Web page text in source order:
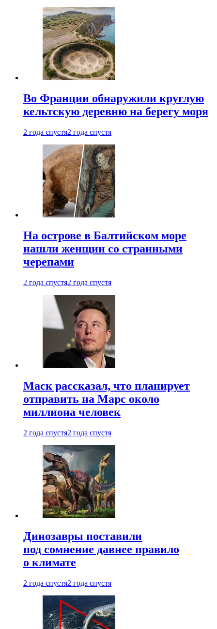
Во Франции обнаружили круглую
кельтскую деревню на берегу моря
2 года спустя2 года спустя
На острове в Балтийском море
нашли женщин со странными
черепами
2 года спустя2 года спустя
Маск рассказал, что планирует
отправить на Марс около
миллиона человек
2 года спустя2 года спустя
Динозавры поставили
под сомнение давнее правило
о климате
2 года спустя2 года спустя